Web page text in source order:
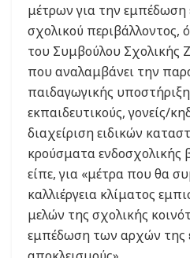
μέτρων για την εμπέδωση
σχολικού
του Συμβούλου Σχολικής
που αναλαμβάνει την
παιδαγωγικής
εκπαιδευτικούς, γονείς/
διαχείριση ειδικών
κρούσματα ενδοσχολικής
είπε, για «μέτρα που θα
καλλιέργεια κλίματος
μελών της σχολικής
εμπέδωση των αρχών της